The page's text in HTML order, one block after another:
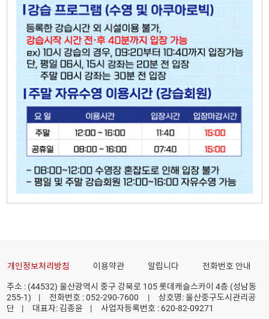
개인정보처리방침 이용약관 알립니다 전화번호 안내
주소 : (44532) 울산광역시 중구 강북로 105 롯데캐슬스카이 4층 (성남동
255-1) | 전화번호 : 052-290-7600 |
상호명: 울산중구도시관리공
단 | 대표자: 김종윤 | 사업자등록번호 : 620-82-09271